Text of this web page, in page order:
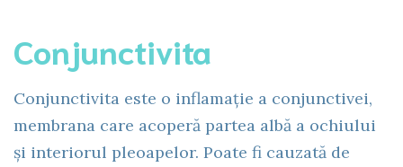
Conjunctivita
Conjunctivita este o inflamație a conjunctivei,
membrana care acoperă partea albă a ochiului
și interiorul pleoapelor. Poate fi cauzată de